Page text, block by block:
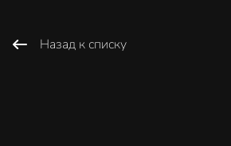
Назад к списку